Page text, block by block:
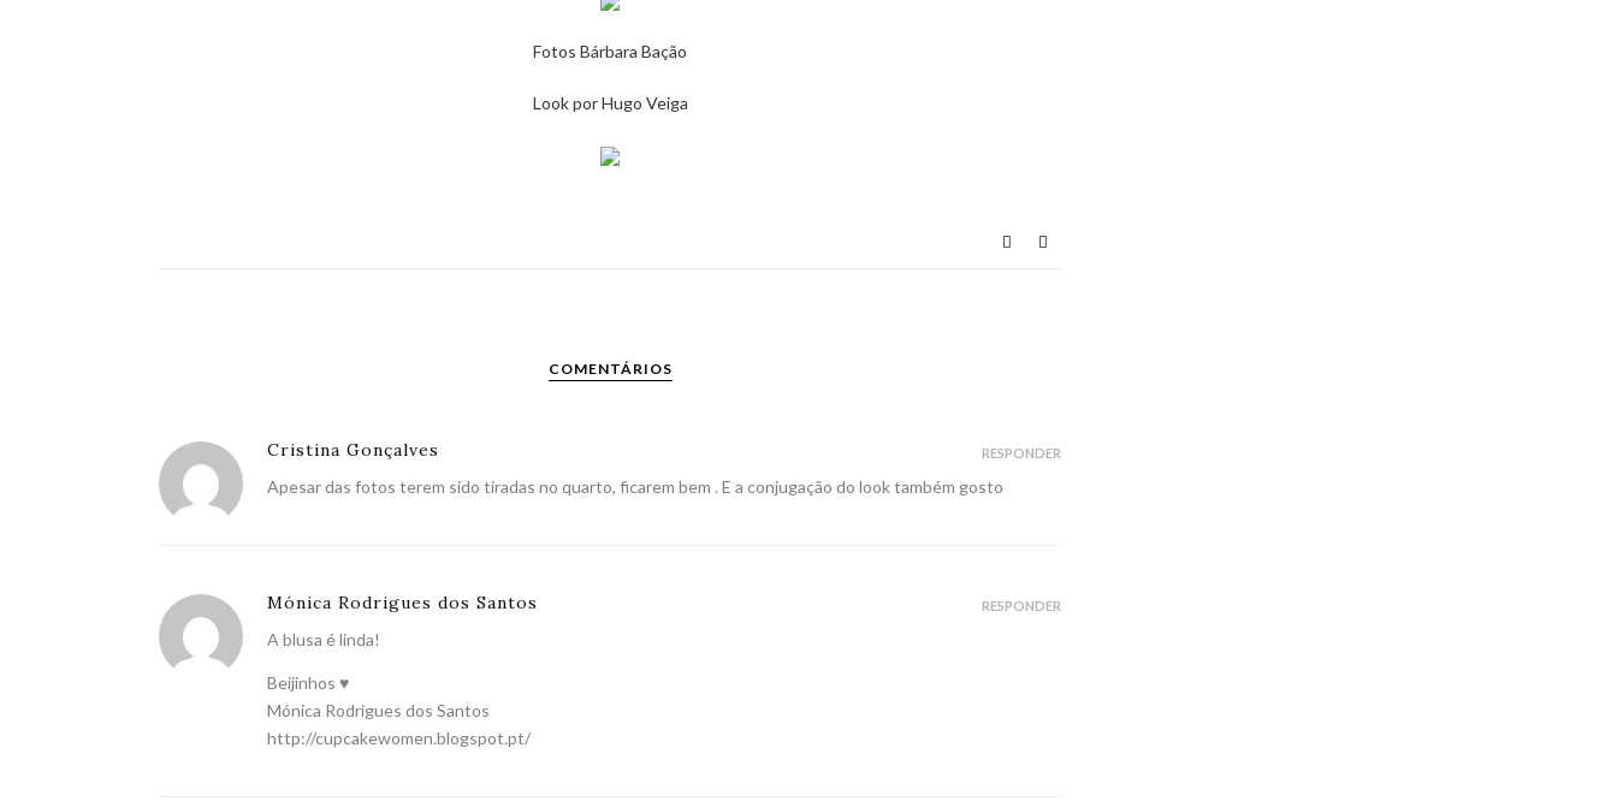
Fotos Bárbara Bação
Look por Hugo Veiga
COMENTÁRIOS
Cristina Gonçalves
Apesar das fotos terem sido tiradas no quarto, ficarem bem . E a conjugação do look também gosto
RESPONDER
Mónica Rodrigues dos Santos
A blusa é linda!
Beijinhos ♥
Mónica Rodrigues dos Santos
http://cupcakewomen.blogspot.pt/
RESPONDER